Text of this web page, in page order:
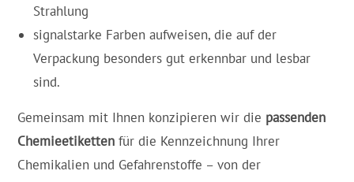
Strahlung
signalstarke Farben aufweisen, die auf der
Verpackung besonders gut erkennbar und lesbar
sind.
Gemeinsam mit Ihnen konzipieren wir die passenden
Chemieetiketten für die Kennzeichnung Ihrer
Chemikalien und Gefahrenstoffe – von der